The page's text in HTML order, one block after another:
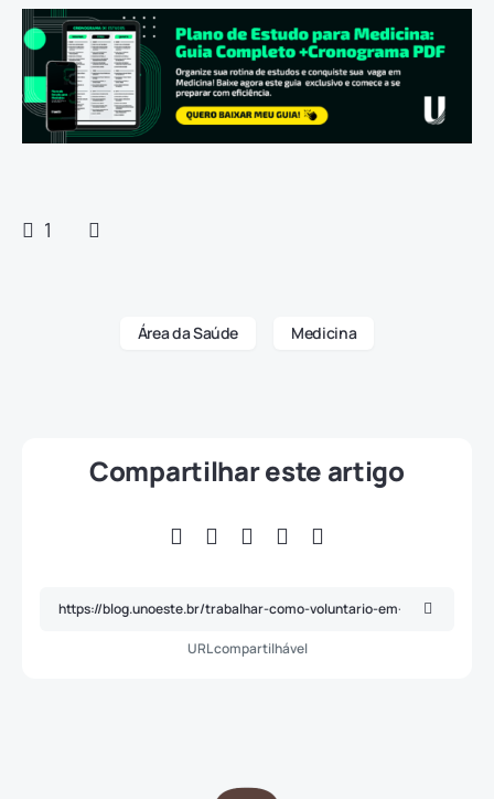
1
Área da Saúde Medicina
Compartilhar este artigo
URL compartilhável